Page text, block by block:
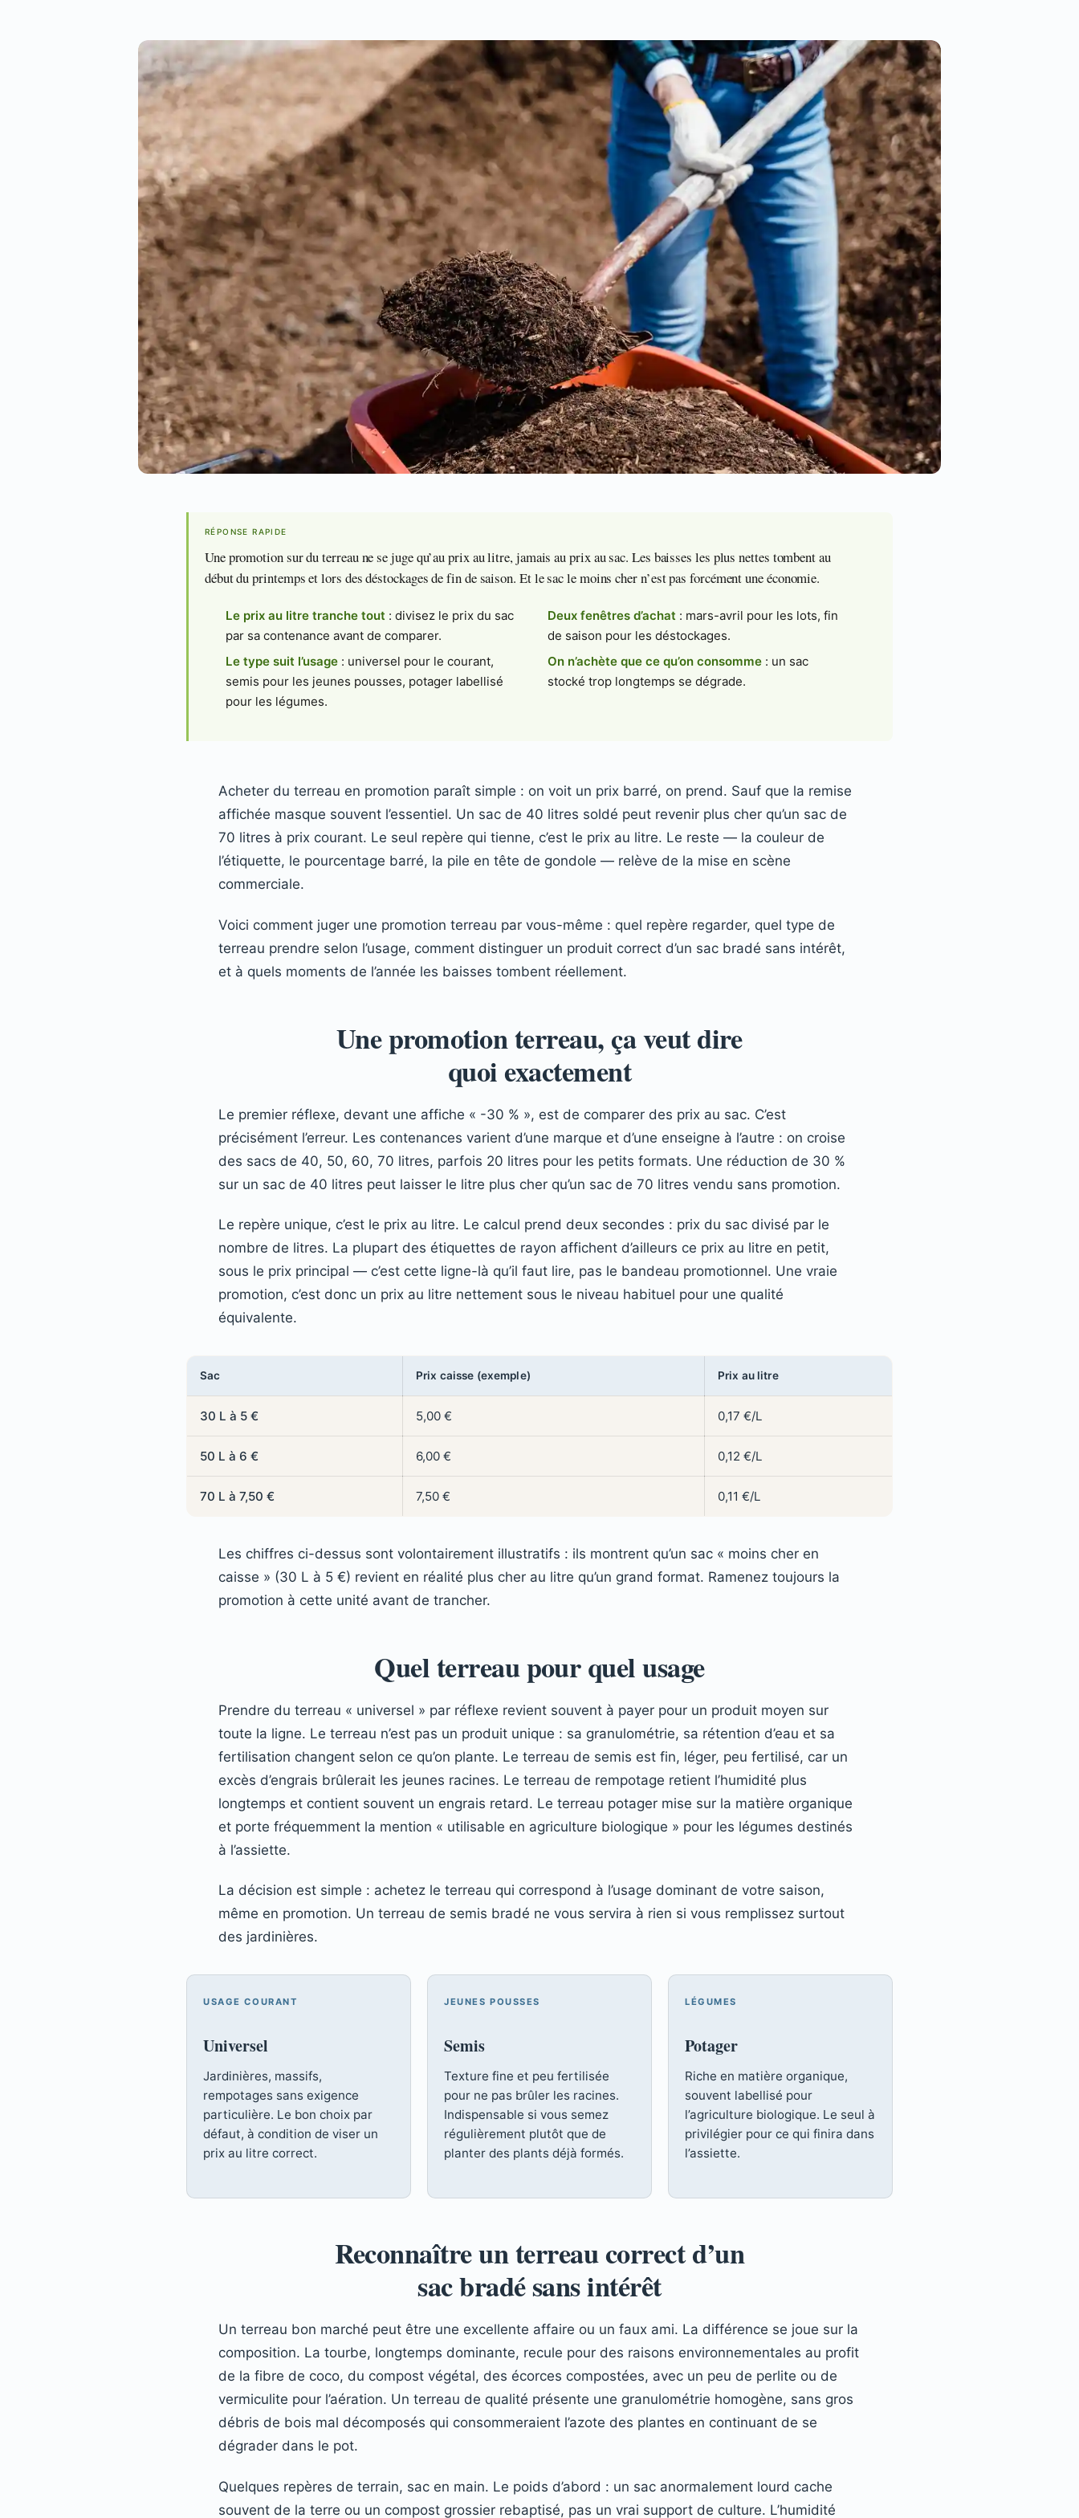
RÉPONSE RAPIDE
Une promotion sur du terreau ne se juge qu’au prix au litre, jamais au prix au sac. Les baisses les plus nettes tombent au
début du printemps et lors des déstockages de fin de saison. Et le sac le moins cher n’est pas forcément une économie.
Le prix au litre tranche tout : divisez le prix du sac
par sa contenance avant de comparer.
Le type suit l’usage: universel pour le courant,
semis pour les jeunes pousses, potager labellisé
pour les légumes.
Deux fenêtres d’achat : mars-avril pour les lots, fin
de saison pour les déstockages.
On n’achète que ce qu’on consomme: un sac
stocké trop longtemps se dégrade.
Acheter du terreau en promotion paraît simple : on voit un prix barré, on prend. Sauf que la remise
affichée masque souvent l’essentiel. Un sac de 40 litres soldé peut revenir plus cher qu’un sac de
70 litres à prix courant. Le seul repère qui tienne, c’est le prix au litre. Le reste — la couleur de
l’étiquette, le pourcentage barré, la pile en tête de gondole — relève de la mise en scène
commerciale.
Voici comment juger une promotion terreau par vous-même : quel repère regarder, quel type de
terreau prendre selon l’usage, comment distinguer un produit correct d’un sac bradé sans intérêt,
et à quels moments de l’année les baisses tombent réellement.
Une promotion terreau, ça veut dire
quoi exactement
Le premier réflexe, devant une affiche « -30 % », est de comparer des prix au sac. C’est
précisément l’erreur. Les contenances varient d’une marque et d’une enseigne à l’autre : on croise
des sacs de 40, 50, 60, 70 litres, parfois 20 litres pour les petits formats. Une réduction de 30 %
sur un sac de 40 litres peut laisser le litre plus cher qu’un sac de 70 litres vendu sans promotion.
Le repère unique, c’est le prix au litre. Le calcul prend deux secondes : prix du sac divisé par le
nombre de litres. La plupart des étiquettes de rayon affichent d’ailleurs ce prix au litre en petit,
sous le prix principal — c’est cette ligne-là qu’il faut lire, pas le bandeau promotionnel. Une vraie
promotion, c’est donc un prix au litre nettement sous le niveau habituel pour une qualité
équivalente.
Sac Prix caisse (exemple) Prix au litre
30 L à 5 € 5,00 € 0,17 €/L
50 L à 6 € 6,00 € 0,12 €/L
70 L à 7,50 € 7,50 € 0,11 €/L
Les chiffres ci-dessus sont volontairement illustratifs : ils montrent qu’un sac « moins cher en
caisse » (30 L à 5 €) revient en réalité plus cher au litre qu’un grand format. Ramenez toujours la
promotion à cette unité avant de trancher.
Quel terreau pour quel usage
Prendre du terreau « universel » par réflexe revient souvent à payer pour un produit moyen sur
toute la ligne. Le terreau n’est pas un produit unique : sa granulométrie, sa rétention d’eau et sa
fertilisation changent selon ce qu’on plante. Le terreau de semis est fin, léger, peu fertilisé, car un
excès d’engrais brûlerait les jeunes racines. Le terreau de rempotage retient l’humidité plus
longtemps et contient souvent un engrais retard. Le terreau potager mise sur la matière organique
et porte fréquemment la mention « utilisable en agriculture biologique » pour les légumes destinés
à l’assiette.
La décision est simple : achetez le terreau qui correspond à l’usage dominant de votre saison,
même en promotion. Un terreau de semis bradé ne vous servira à rien si vous remplissez surtout
des jardinières.
USAGE COURANT
Universel
Jardinières, massifs,
rempotages sans exigence
particulière. Le bon choix par
défaut, à condition de viser un
prix au litre correct.
JEUNES POUSSES
Semis
Texture fine et peu fertilisée
pour ne pas brûler les racines.
Indispensable si vous semez
régulièrement plutôt que de
planter des plants déjà formés.
LÉGUMES
Potager
Riche en matière organique,
souvent labellisé pour
l’agriculture biologique. Le seul à
privilégier pour ce qui finira dans
l’assiette.
Reconnaître un terreau correct d’un
sac bradé sans intérêt
Un terreau bon marché peut être une excellente affaire ou un faux ami. La différence se joue sur la
composition. La tourbe, longtemps dominante, recule pour des raisons environnementales au profit
de la fibre de coco, du compost végétal, des écorces compostées, avec un peu de perlite ou de
vermiculite pour l’aération. Un terreau de qualité présente une granulométrie homogène, sans gros
débris de bois mal décomposés qui consommeraient l’azote des plantes en continuant de se
dégrader dans le pot.
Quelques repères de terrain, sac en main. Le poids d’abord : un sac anormalement lourd cache
souvent de la terre ou un compost grossier rebaptisé, pas un vrai support de culture. L’humidité